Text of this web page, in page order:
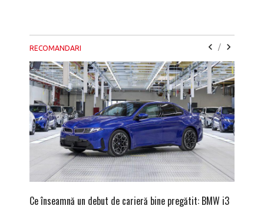
RECOMANDARI /
Ce înseamnă un debut de carieră bine pregătit: BMW i3